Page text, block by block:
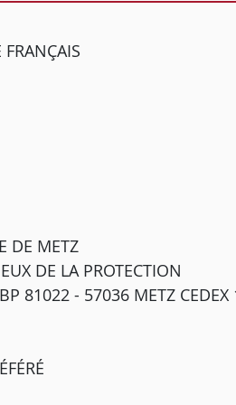
DE METZ
DE LA PROTECTION
81022 - 57036 METZ CEDEX